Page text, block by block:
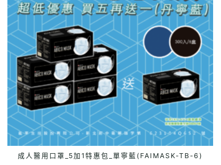
READ MORE
成人醫用口罩_5加1特惠包_單寧藍(FAIMASK-TB-6)